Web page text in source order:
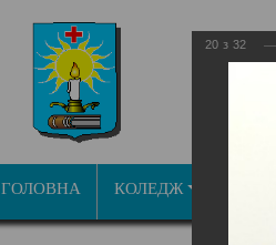
ГОЛОВНА КОЛЕДЖ
20 з 32